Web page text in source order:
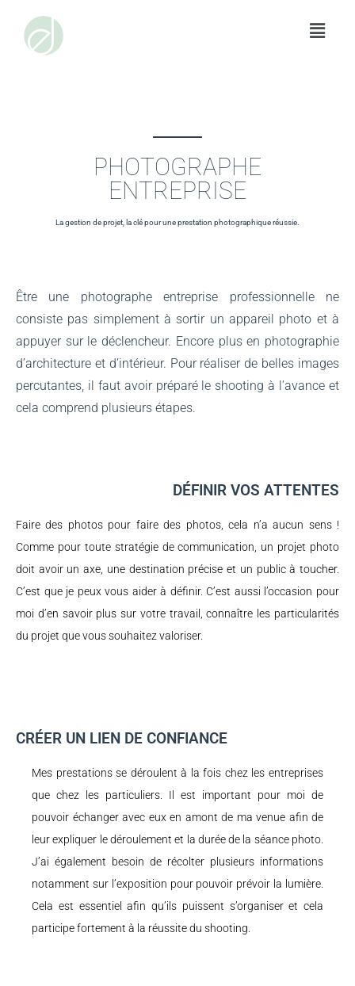
Aller
PHOTOGRAPHE
ENTREPRISE
La gestion de projet, la clé pour une prestation photographique réussie.
Être une photographe entreprise professionnelle ne
consiste pas simplement à sortir un appareil photo et à
appuyer sur le déclencheur. Encore plus en photographie
d’architecture et d’intérieur. Pour réaliser de belles images
percutantes, il faut avoir préparé le shooting à l’avance et
cela comprend plusieurs étapes.
DÉFINIR VOS ATTENTES
Faire des photos pour faire des photos, cela n’a aucun sens !
Comme pour toute stratégie de communication, un projet photo
doit avoir un axe, une destination précise et un public à toucher.
C’est que je peux vous aider à définir. C’est aussi l’occasion pour
moi d’en savoir plus sur votre travail, connaître les particularités
du projet que vous souhaitez valoriser.
CRÉER UN LIEN DE CONFIANCE
Mes prestations se déroulent à la fois chez les entreprises
que chez les particuliers. Il est important pour moi de
pouvoir échanger avec eux en amont de ma venue afin de
leur expliquer le déroulement et la durée de la séance photo.
J’ai également besoin de récolter plusieurs informations
notamment sur l’exposition pour pouvoir prévoir la lumière.
Cela est essentiel afin qu’ils puissent s’organiser et cela
participe fortement à la réussite du shooting.